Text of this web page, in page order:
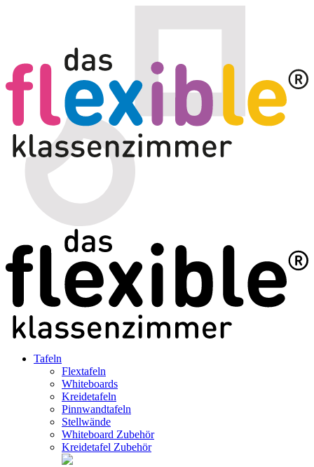
Tafeln
Flextafeln
Whiteboards
Kreidetafeln
Pinnwandtafeln
Stellwände
Whiteboard Zubehör
Kreidetafel Zubehör